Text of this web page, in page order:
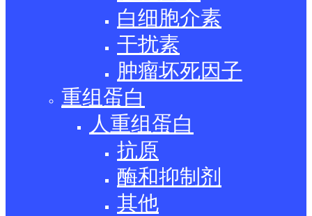
白细胞介素
干扰素
肿瘤坏死因子
重组蛋白
人重组蛋白
抗原
酶和抑制剂
其他